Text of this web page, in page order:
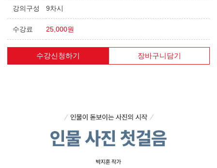
강의구성 9차시
수강료 25,000원
수강신청하기 장바구니담기